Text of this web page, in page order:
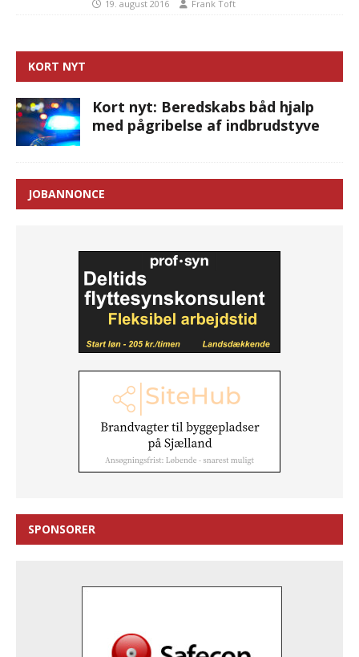
19. august 2016 Frank Toft
KORT NYT
Kort nyt: Beredskabs båd hjalp
med pågribelse af indbrudstyve
JOBANNONCE
SPONSORER